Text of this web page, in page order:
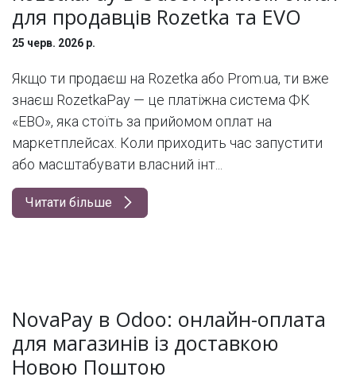
для продавців Rozetka та EVO
25 черв. 2026 р.
Якщо ти продаєш на Rozetka або Prom.ua, ти вже
знаєш RozetkaPay — це платіжна система ФК
«ЕВО», яка стоїть за прийомом оплат на
маркетплейсах. Коли приходить час запустити
або масштабувати власний інт...
Читати більше
NovaPay в Odoo: онлайн-оплата
для магазинів із доставкою
Новою Поштою